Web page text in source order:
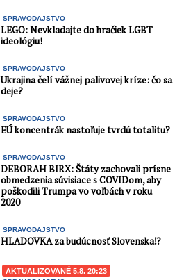
SPRAVODAJSTVO
LEGO: Nevkladajte do hračiek LGBT
ideológiu!
SPRAVODAJSTVO
Ukrajina čelí vážnej palivovej kríze: čo sa
deje?
SPRAVODAJSTVO
EÚ koncentrák nastoľuje tvrdú totalitu?
SPRAVODAJSTVO
DEBORAH BIRX: Štáty zachovali prísne
obmedzenia súvisiace s COVIDom, aby
poškodili Trumpa vo voľbách v roku
2020
SPRAVODAJSTVO
HLADOVKA za budúcnosť Slovenska⁉️
AKTUALIZOVANÉ 5.8. 20:23